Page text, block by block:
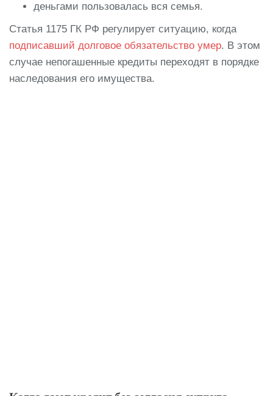
деньгами пользовалась вся семья.
Статья 1175 ГК РФ регулирует ситуацию, когда
подписавший долговое обязательство умер. В этом
случае непогашенные кредиты переходят в порядке
наследования его имущества.